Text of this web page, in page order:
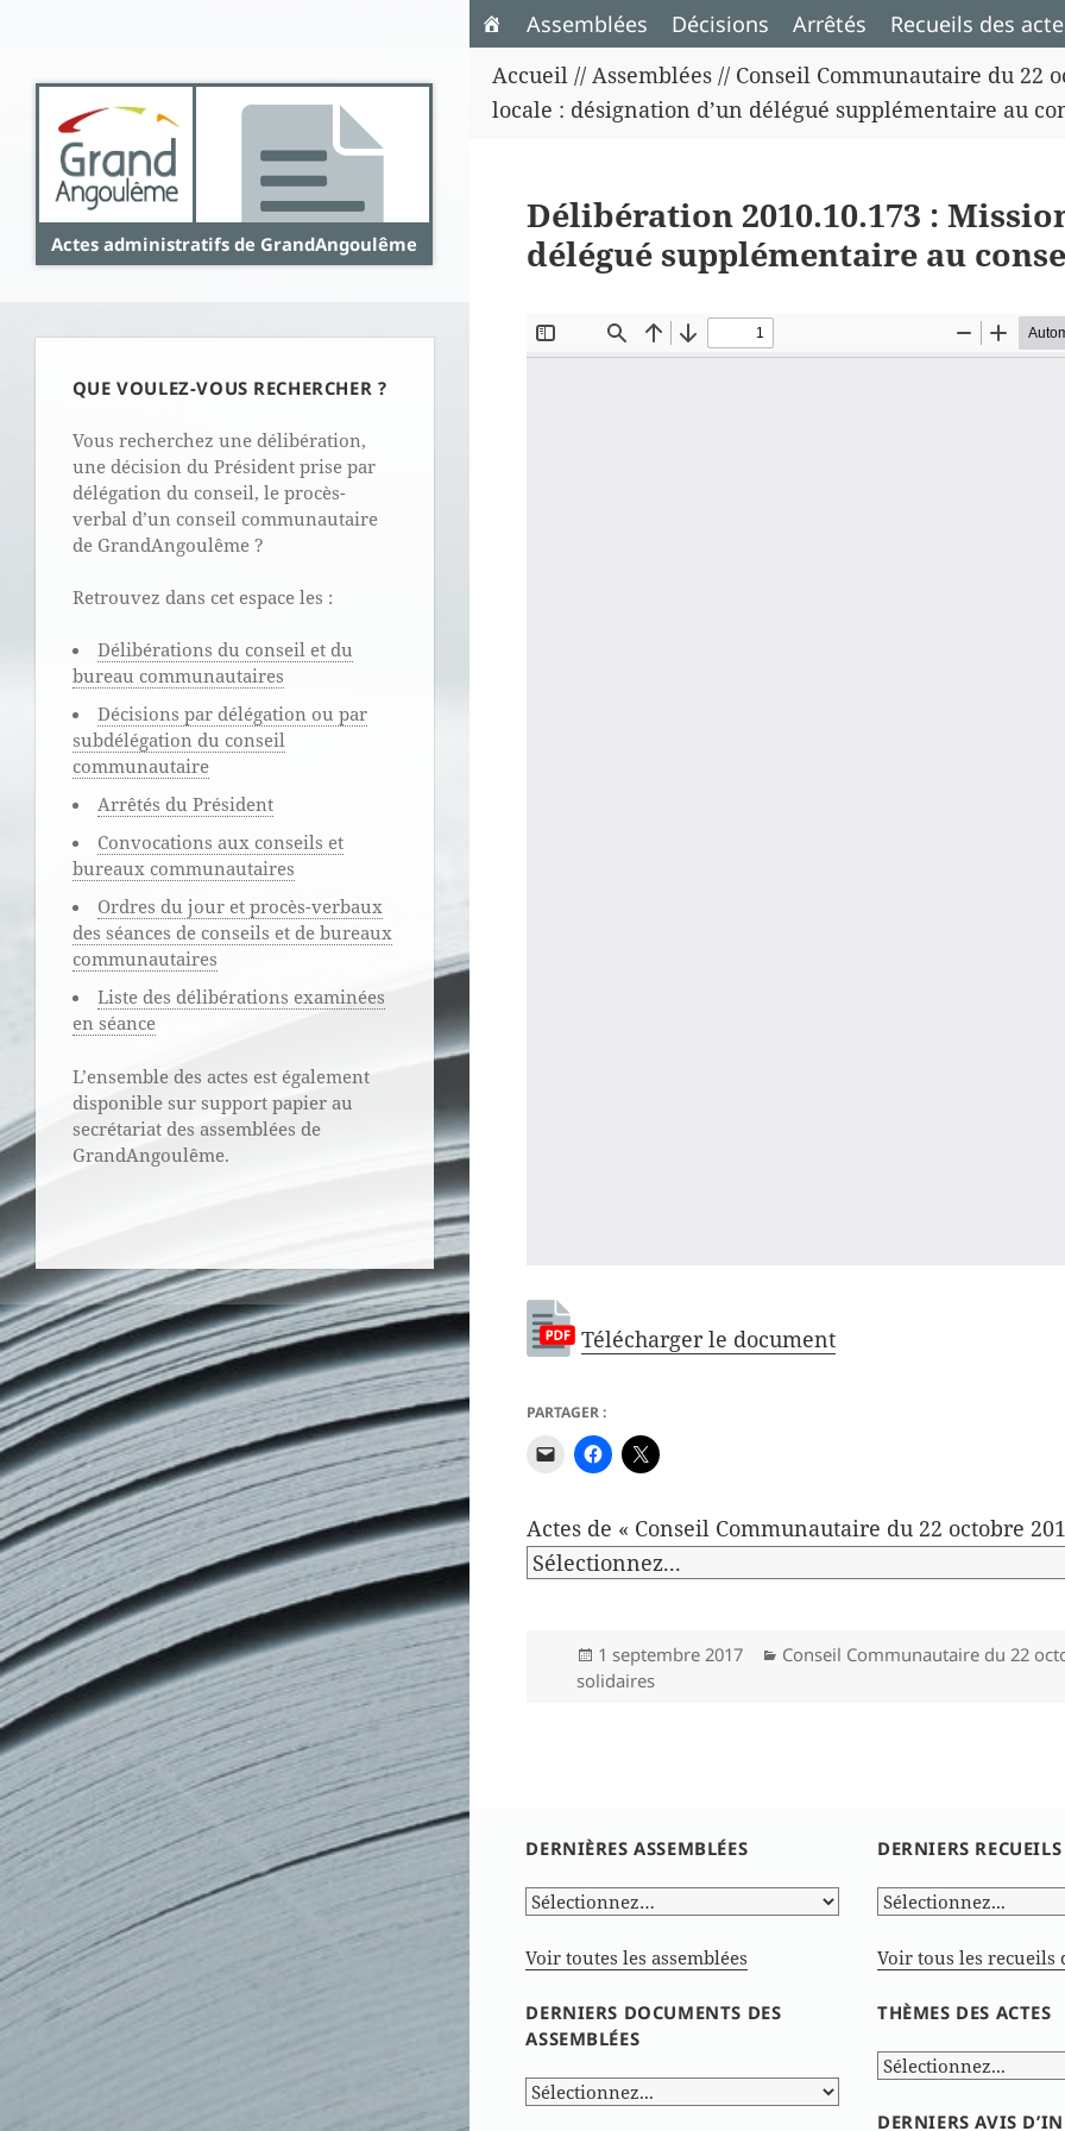
Actes administratifs de GrandAngoulême
QUE VOULEZ-VOUS RECHERCHER ?
Vous recherchez une délibération,
une décision du Président prise par
délégation du conseil, le procès-
verbal d’un conseil communautaire
de GrandAngoulême ?
Retrouvez dans cet espace les :
Délibérations du conseil et du
bureau communautaires
Décisions par délégation ou par
subdélégation du conseil
communautaire
Arrêtés du Président
Convocations aux conseils et
bureaux communautaires
Ordres du jour et procès-verbaux
des séances de conseils et de bureaux
communautaires
Liste des délibérations examinées
en séance
L’ensemble des actes est également
disponible sur support papier au
secrétariat des assemblées de
GrandAngoulême.
Assemblées Décisions Arrêtés
Recueils des
Accueil //Assemblées // Conseil Communautaire du 22
locale : désignation d’un délégué supplémentaire au
Délibération 2010.10.173 :
délégué supplémentaire au
Télécharger le document
PARTAGER :
Actes de « Conseil Communautaire du 22 octobre
Publié
le
1 septembre 2017 Catégories
Conseil Communautaire du 22
solidaires
DERNIÈRES ASSEMBLÉES
Voir toutes les assemblées
DERNIERS DOCUMENTS DES
ASSEMBLÉES
DERNIERS
Voir tous les recueils
THÈMES DES ACTES
DERNIERS AVIS